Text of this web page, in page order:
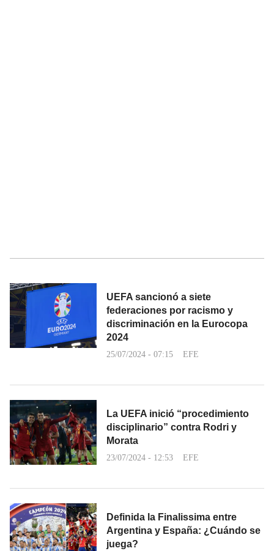
UEFA sancionó a siete
federaciones por racismo y
discriminación en la Eurocopa
2024
25/07/2024 - 07:15 EFE
La UEFA inició “procedimiento
disciplinario” contra Rodri y
Morata
23/07/2024 - 12:53 EFE
Definida la Finalissima entre
Argentina y España: ¿Cuándo se
juega?